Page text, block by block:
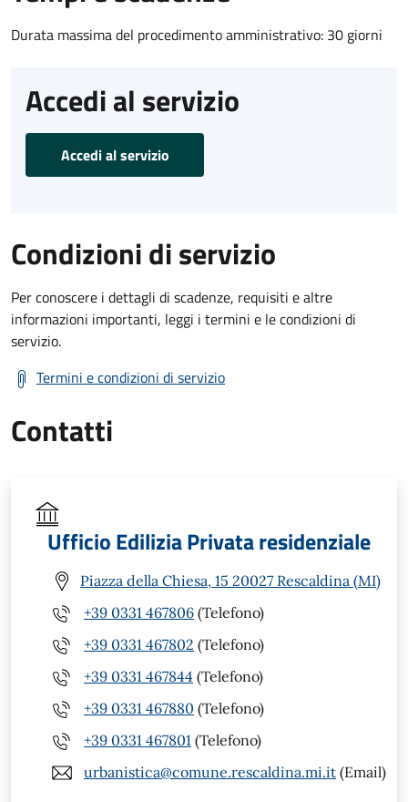
Durata massima del procedimento amministrativo: 30 giorni
Accedi al servizio
Accedi al servizio
Condizioni di servizio
Per conoscere i dettagli di scadenze, requisiti e altre
informazioni importanti, leggi i termini e le condizioni di
servizio.
Termini e condizioni di servizio
Contatti
Ufficio Edilizia Privata residenziale
Piazza della Chiesa, 15 20027 Rescaldina (MI)
+39 0331 467806 (Telefono)
+39 0331 467802 (Telefono)
+39 0331 467844 (Telefono)
+39 0331 467880 (Telefono)
+39 0331 467801 (Telefono)
urbanistica@comune.rescaldina.mi.it (Email)